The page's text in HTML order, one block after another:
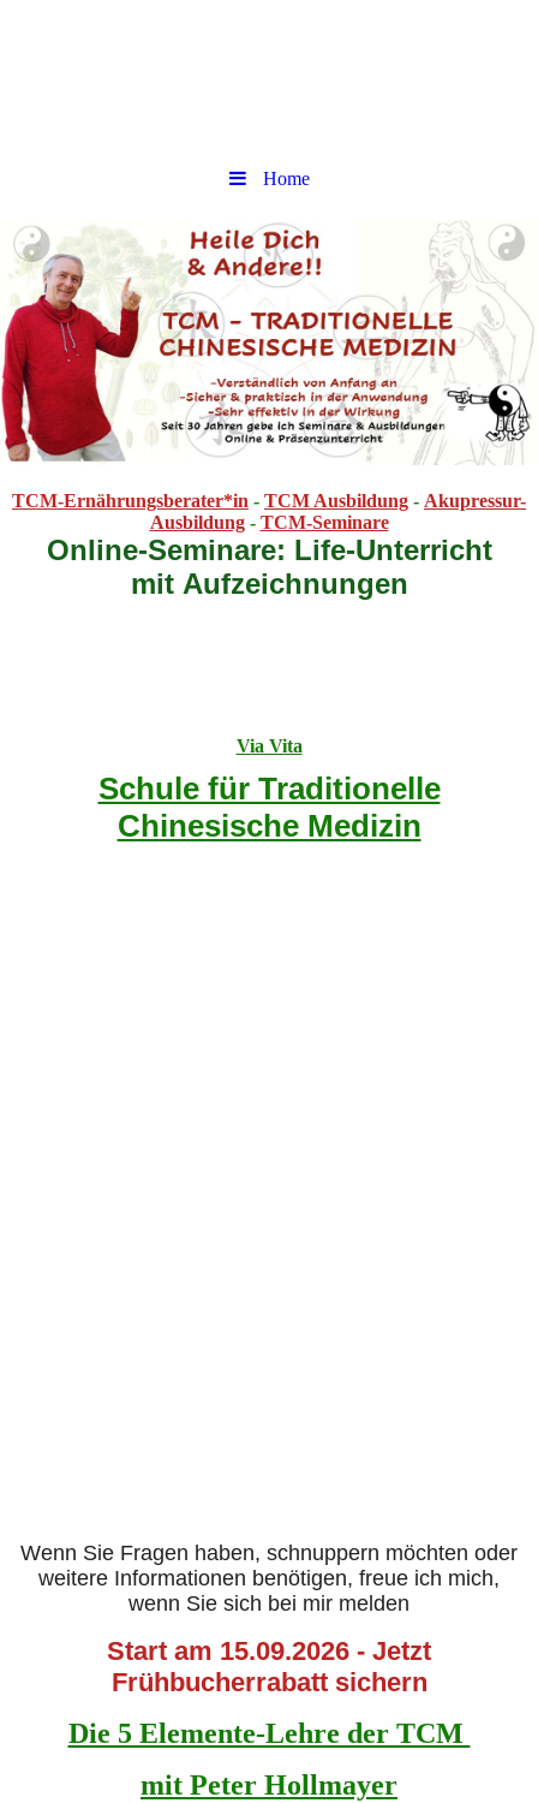
Home
TCM-Ernährungsberater*in - TCM Ausbildung - Akupressur-
Ausbildung - TCM-Seminare
Online-Seminare: Life-Unterricht
mit Aufzeichnungen
Via Vita
Schule für Traditionelle
Chinesische Medizin
Wenn Sie Fragen haben, schnuppern möchten oder
weitere Informationen benötigen, freue ich mich,
wenn Sie sich bei mir melden
Start am 15.09.2026 - Jetzt
Frühbucherrabatt sichern
Die 5 Elemente-Lehre der TCM
mit Peter Hollmayer